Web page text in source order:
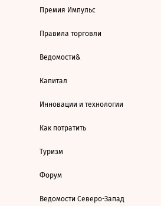
Премия Импульс
Правила торговли
Ведомости&
Капитал
Инновации и технологии
Как потратить
Туризм
Форум
Ведомости Северо-Запад